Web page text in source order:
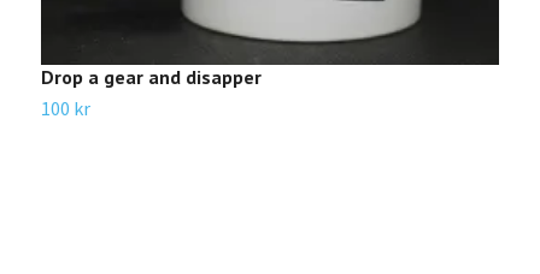
Drop a gear and disapper
100 kr